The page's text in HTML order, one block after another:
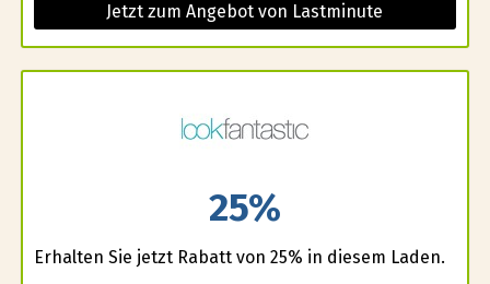
Jetzt zum Angebot von Lastminute
25%
Erhalten Sie jetzt Rabatt von 25% in diesem Laden.